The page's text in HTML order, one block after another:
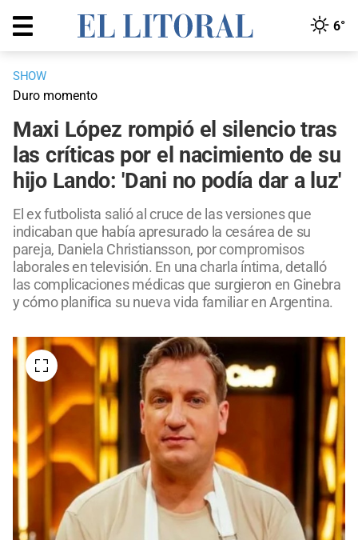
6°
SHOW
Duro momento
Maxi López rompió el silencio tras
las críticas por el nacimiento de su
hijo Lando: 'Dani no podía dar a luz'
El ex futbolista salió al cruce de las versiones que
indicaban que había apresurado la cesárea de su
pareja, Daniela Christiansson, por compromisos
laborales en televisión. En una charla íntima, detalló
las complicaciones médicas que surgieron en Ginebra
y cómo planifica su nueva vida familiar en Argentina.